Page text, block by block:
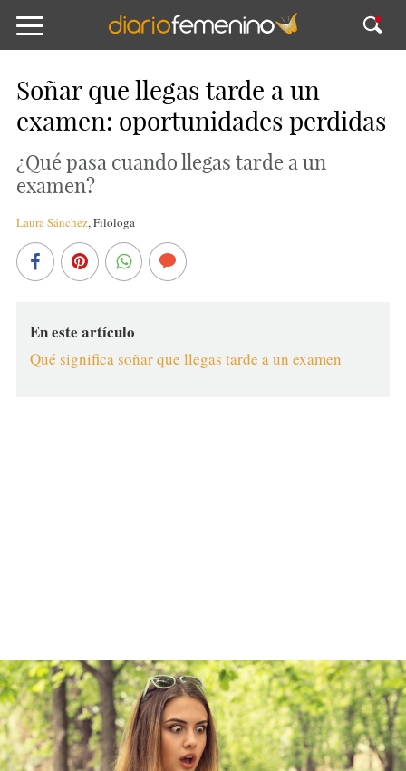
Soñar que llegas tarde a un
examen: oportunidades perdidas
¿Qué pasa cuando llegas tarde a un
examen?
Laura Sánchez,Filóloga
En este artículo
Qué significa soñar que llegas tarde a un examen